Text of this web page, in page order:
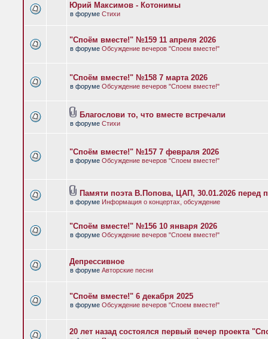
Юрий Максимов - Котонимы
в форуме Стихи
"Споём вместе!" №159 11 апреля 2026
в форуме Обсуждение вечеров "Споем вместе!"
"Споём вместе!" №158 7 марта 2026
в форуме Обсуждение вечеров "Споем вместе!"
Благослови то, что вместе встречали
в форуме Стихи
"Споём вместе!" №157 7 февраля 2026
в форуме Обсуждение вечеров "Споем вместе!"
Памяти поэта В.Попова, ЦАП, 30.01.2026 перед
в форуме Информация о концертах, обсуждение
"Споём вместе!" №156 10 января 2026
в форуме Обсуждение вечеров "Споем вместе!"
Депрессивное
в форуме Авторские песни
"Споём вместе!" 6 декабря 2025
в форуме Обсуждение вечеров "Споем вместе!"
20 лет назад состоялся первый вечер проекта